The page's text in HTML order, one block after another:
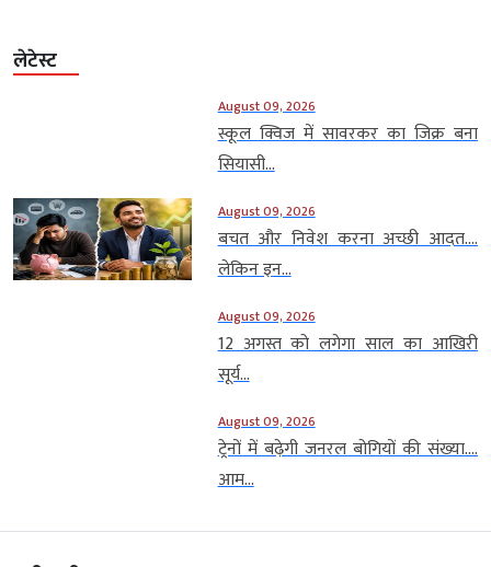
लेटेस्ट
August 09, 2026
स्कूल क्विज में सावरकर का जिक्र बना
सियासी...
August 09, 2026
बचत और निवेश करना अच्छी आदत….
लेकिन इन...
August 09, 2026
12 अगस्त को लगेगा साल का आखिरी
सूर्य...
August 09, 2026
ट्रेनों में बढ़ेगी जनरल बोगियों की संख्या….
आम...